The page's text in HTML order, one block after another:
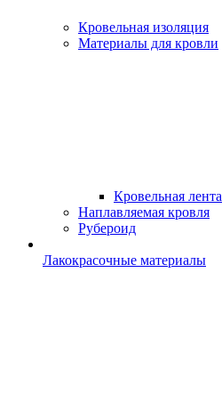
Кровельная изоляция
Материалы для кровли
Кровельная лента
Наплавляемая кровля
Рубероид
Лакокрасочные материалы